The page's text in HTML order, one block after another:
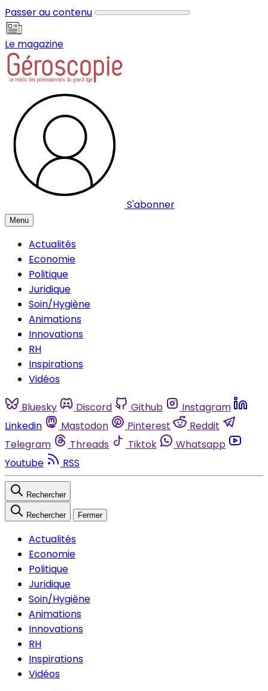
Passer au contenu
Le magazine
S'abonner
Menu
Actualités
Economie
Politique
Juridique
Soin/Hygiène
Animations
Innovations
RH
Inspirations
Vidéos
Bluesky Discord Github
Instagram
Linkedin
Mastodon Pinterest
Reddit
Telegram
Threads Tiktok
Whatsapp
Youtube
RSS
Rechercher
Rechercher Fermer
Actualités
Economie
Politique
Juridique
Soin/Hygiène
Animations
Innovations
RH
Inspirations
Vidéos
Panneau de gestion des cookies